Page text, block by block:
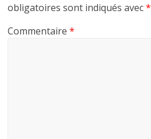
obligatoires sont indiqués avec*
Commentaire*